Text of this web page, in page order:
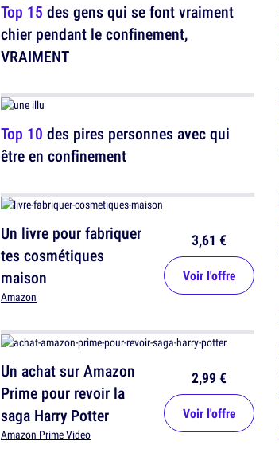
Top 15 des gens qui se font vraiment
chier pendant le confinement,
VRAIMENT
Top 10 des pires personnes avec qui
être en confinement
Un livre pour fabriquer
tes cosmétiques
maison
Amazon
3,61 €
Voir l'offre
Un achat sur Amazon
Prime pour revoir la
saga Harry Potter
Amazon Prime Video
2,99 €
Voir l'offre